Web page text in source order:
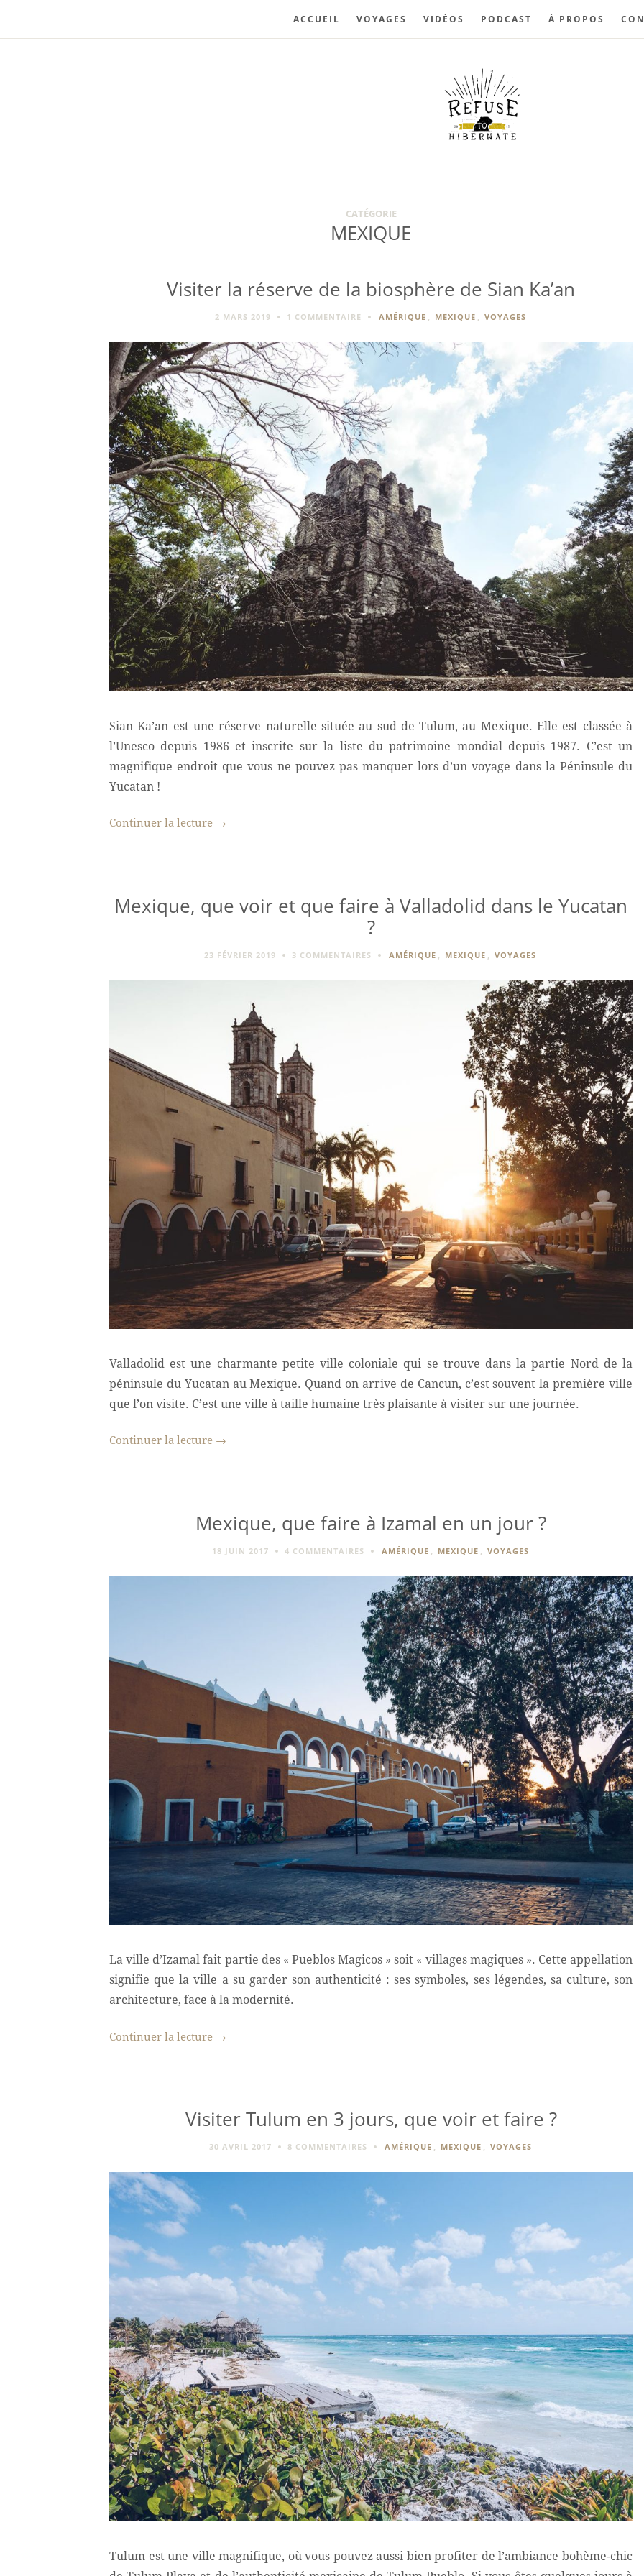
ACCUEIL VOYAGES VIDÉOS PODCAST À PROPOS
CATÉGORIE
MEXIQUE
Visiter la réserve de la biosphère de Sian Ka’an
2 MARS 2019 1 COMMENTAIRE AMÉRIQUE , MEXIQUE , VOYAGES
Sian Ka’an est une réserve naturelle située au sud de Tulum, au Mexique. Elle est classée à
l’Unesco depuis 1986 et inscrite sur la liste du patrimoine mondial depuis 1987. C’est un
magnifique endroit que vous ne pouvez pas manquer lors d’un voyage dans la Péninsule du
Yucatan !
Continuer la lecture →
Mexique, que voir et que faire à Valladolid dans le Yucatan
?
23 FÉVRIER 2019 3 COMMENTAIRES AMÉRIQUE MEXIQUE VOYAGES
Valladolid est une charmante petite ville coloniale qui se trouve dans la partie Nord de la
péninsule du Yucatan au Mexique. Quand on arrive de Cancun, c’est souvent la première ville
que l’on visite. C’est une ville à taille humaine très plaisante à visiter sur une journée.
Continuer la lecture →
Mexique, que faire à Izamal en un jour ?
18 JUIN 2017 4 COMMENTAIRES AMÉRIQUE , MEXIQUE , VOYAGES
La ville d’Izamal fait partie des « Pueblos Magicos » soit « villages magiques ». Cette appellation
signifie que la ville a su garder son authenticité : ses symboles, ses légendes, sa culture, son
architecture, face à la modernité.
Continuer la lecture →
Visiter Tulum en 3 jours, que voir et faire ?
30 AVRIL 2017 8 COMMENTAIRES AMÉRIQUE , MEXIQUE , VOYAGES
Tulum est une ville magnifique, où vous pouvez aussi bien profiter de l’ambiance bohème-chic